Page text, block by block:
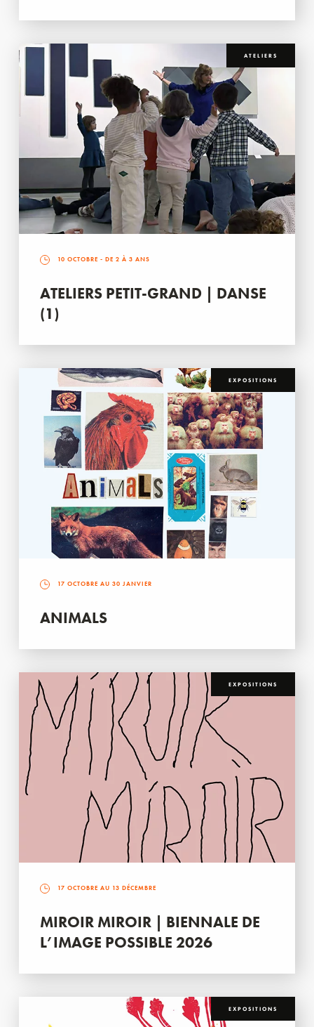
ATELIERS
10 OCTOBRE - DE 2 À 3 ANS
ATELIERS PETIT-GRAND | DANSE
(1)
EXPOSITIONS
17 OCTOBRE AU 30 JANVIER
ANIMALS
EXPOSITIONS
17 OCTOBRE AU 13 DÉCEMBRE
MIROIR MIROIR | BIENNALE DE
L’IMAGE POSSIBLE 2026
EXPOSITIONS